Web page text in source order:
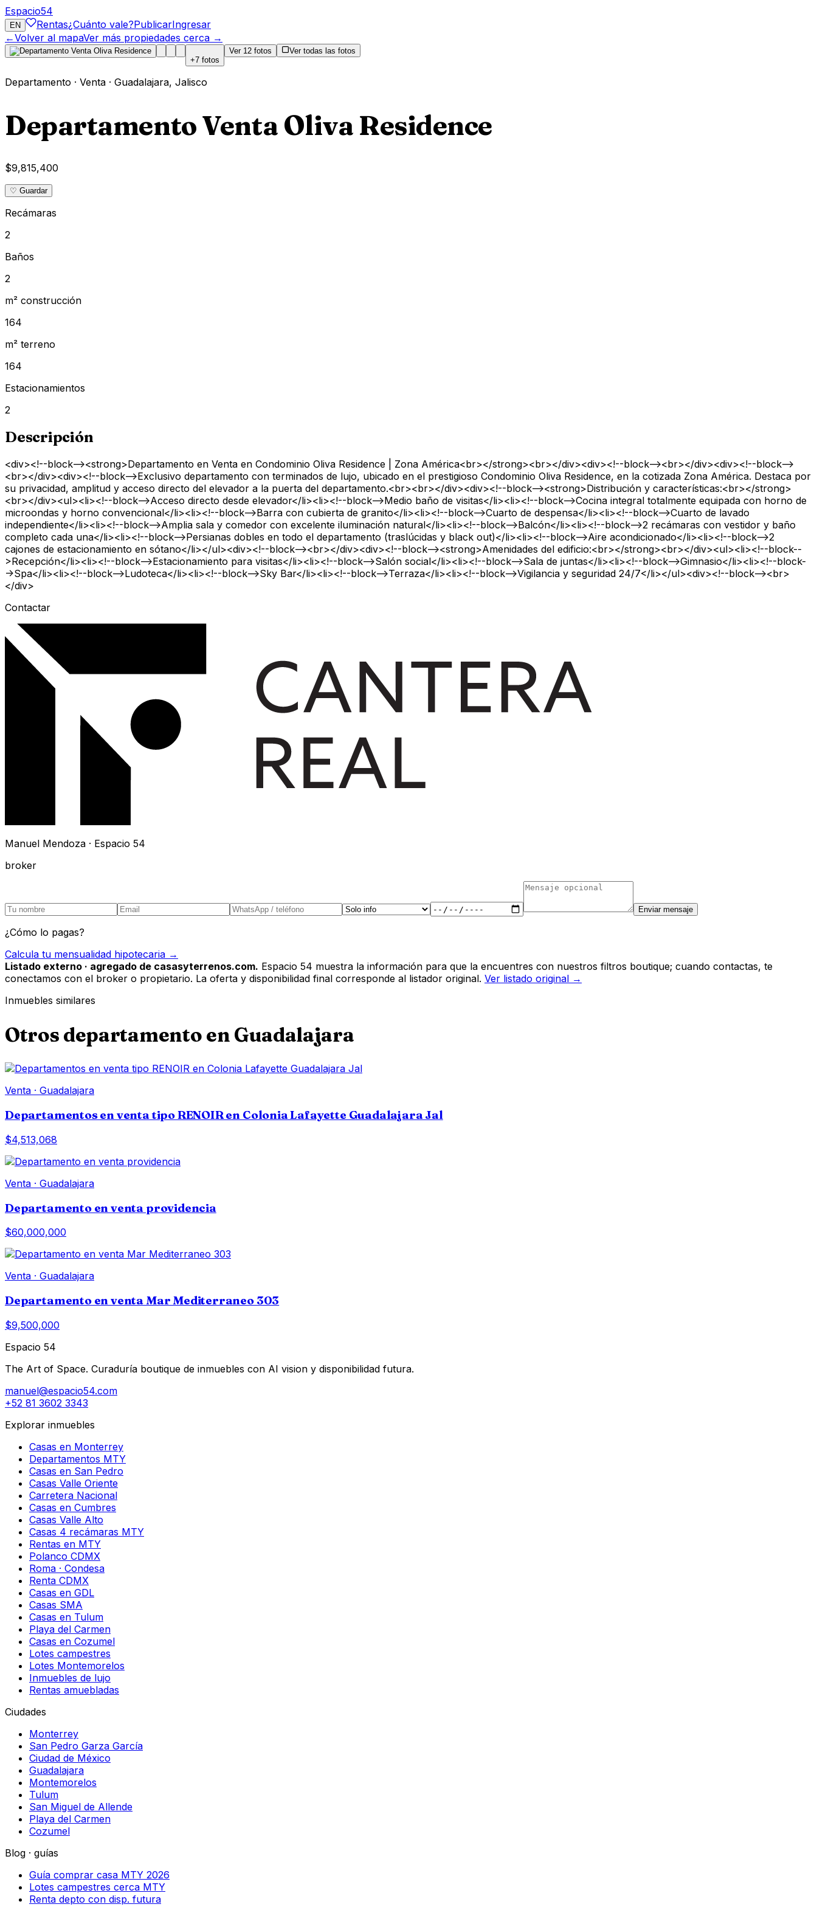
Espacio54
EN Rentas¿Cuánto vale?PublicarIngresar
←Volver al mapaVer más propiedades cerca →
+7 fotos
Ver 12 fotos Ver todas las fotos
Departamento · Venta · Guadalajara, Jalisco
Departamento Venta Oliva Residence
$9,815,400
♡ Guardar
Recámaras
2
Baños
2
m² construcción
164
m² terreno
164
Estacionamientos
2
Descripción
<div><!--block--><strong>Departamento en Venta en Condominio Oliva Residence | Zona América<br></strong><br></div><div><!--block--><br></div><div><!--block-->
<br></div><div><!--block-->Exclusivo departamento con terminados de lujo, ubicado en el prestigioso Condominio Oliva Residence, en la cotizada Zona América. Destaca por
su privacidad, amplitud y acceso directo del elevador a la puerta del departamento.<br><br></div><div><!--block--><strong>Distribución y características:<br></strong>
<br></div><ul><li><!--block-->Acceso directo desde elevador</li><li><!--block-->Medio baño de visitas</li><li><!--block-->Cocina integral totalmente equipada con horno de
microondas y horno convencional</li><li><!--block-->Barra con cubierta de granito</li><li><!--block-->Cuarto de despensa</li><li><!--block-->Cuarto de lavado
independiente</li><li><!--block-->Amplia sala y comedor con excelente iluminación natural</li><li><!--block-->Balcón</li><li><!--block-->2 recámaras con vestidor y baño
completo cada una</li><li><!--block-->Persianas dobles en todo el departamento (traslúcidas y black out)</li><li><!--block-->Aire acondicionado</li><li><!--block-->2
cajones de estacionamiento en sótano</li></ul><div><!--block--><br></div><div><!--block--><strong>Amenidades del edificio:<br></strong><br></div><ul><li><!--block--
>Recepción</li><li><!--block-->Estacionamiento para visitas</li><li><!--block-->Salón social</li><li><!--block-->Sala de juntas</li><li><!--block-->Gimnasio</li><li><!--block-
->Spa</li><li><!--block-->Ludoteca</li><li><!--block-->Sky Bar</li><li><!--block-->Terraza</li><li><!--block-->Vigilancia y seguridad 24/7</li></ul><div><!--block--><br>
</div>
Contactar
Manuel Mendoza · Espacio 54
broker
Enviar mensaje
¿Cómo lo pagas?
Calcula tu mensualidad hipotecaria →
Listado externo · agregado de casasyterrenos.com. Espacio 54 muestra la información para que la encuentres con nuestros filtros boutique; cuando contactas, te
conectamos con el broker o propietario. La oferta y disponibilidad final corresponde al listador original. Ver listado original →
Inmuebles similares
Otros departamento en Guadalajara
Venta · Guadalajara
Departamentos en venta tipo RENOIR en Colonia Lafayette Guadalajara Jal
$4,513,068
Venta · Guadalajara
Departamento en venta providencia
$60,000,000
Venta · Guadalajara
Departamento en venta Mar Mediterraneo 303
$9,500,000
Espacio 54
The Art of Space. Curaduría boutique de inmuebles con AI vision y disponibilidad futura.
manuel@espacio54.com
+52 81 3602 3343
Explorar inmuebles
Casas en Monterrey
Departamentos MTY
Casas en San Pedro
Casas Valle Oriente
Carretera Nacional
Casas en Cumbres
Casas Valle Alto
Casas 4 recámaras MTY
Rentas en MTY
Polanco CDMX
Roma · Condesa
Renta CDMX
Casas en GDL
Casas SMA
Casas en Tulum
Playa del Carmen
Casas en Cozumel
Lotes campestres
Lotes Montemorelos
Inmuebles de lujo
Rentas amuebladas
Ciudades
Monterrey
San Pedro Garza García
Ciudad de México
Guadalajara
Montemorelos
Tulum
San Miguel de Allende
Playa del Carmen
Cozumel
Blog · guías
Guía comprar casa MTY 2026
Lotes campestres cerca MTY
Renta depto con disp. futura